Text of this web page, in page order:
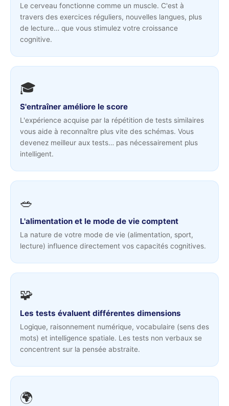
Le cerveau fonctionne comme un muscle. C'est à
travers des exercices réguliers, nouvelles langues, plus
de lecture… que vous stimulez votre croissance
cognitive.
🎓
S'entraîner améliore le score
L'expérience acquise par la répétition de tests similaires
vous aide à reconnaître plus vite des schémas. Vous
devenez meilleur aux tests… pas nécessairement plus
intelligent.
🥗
L'alimentation et le mode de vie comptent
La nature de votre mode de vie (alimentation, sport,
lecture) influence directement vos capacités cognitives.
🧩
Les tests évaluent différentes dimensions
Logique, raisonnement numérique, vocabulaire (sens des
mots) et intelligence spatiale. Les tests non verbaux se
concentrent sur la pensée abstraite.
🌍